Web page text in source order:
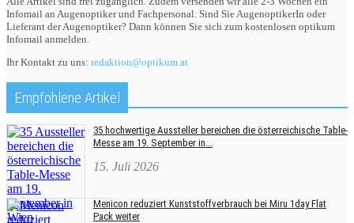
Infomail an Augenoptiker und Fachpersonal. Sind Sie AugenoptikerIn oder
Lieferant der Augenoptiker? Dann können Sie sich zum kostenlosen optikum
Infomail anmelden.
Ihr Kontakt zu uns: redaktion@optikum.at
Empfohlene Artikel
35 hochwertige Aussteller bereichen die österreichische Table-
Messe am 19. September in...
15. Juli 2026
Menicon reduziert Kunststoffverbrauch bei Miru 1day Flat
Pack weiter